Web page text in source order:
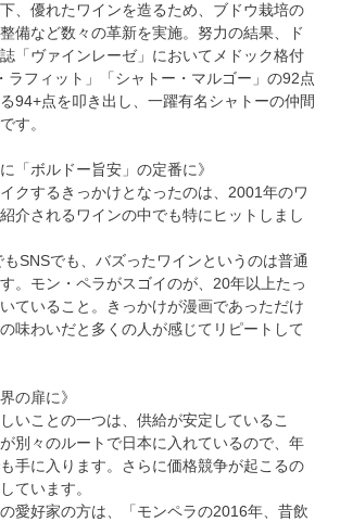
、優れたワインを造るため、ブドウ栽培の
備など数々の革新を実施。努力の結果、ド
「ヴァインレーゼ」においてメドック格付
ラフィット」「シャトー・マルゴー」の92点
94+点を叩き出し、一躍有名シャトーの仲間
す。
「ボルドー旨安」の定番に》
クするきっかけとなったのは、2001年のワ
介されるワインの中でも特にヒットしまし
SNSでも、バズったワインというのは普通
。モン・ペラがスゴイのが、20年以上たっ
ていること。きっかけが漫画であっただけ
味わいだと多くの人が感じてリピートして
の扉に》
いことの一つは、供給が安定しているこ
別々のルートで日本に入れているので、年
手に入ります。さらに価格競争が起こるの
ています。
愛好家の方は、「モンペラの2016年、昔飲